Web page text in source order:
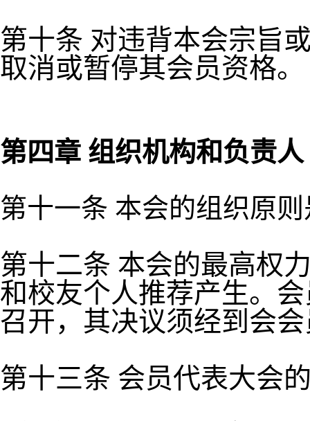
第十条 对违背本会宗旨
取消或暂停其会员资格。
第四章 组织机构和负责人
第十一条 本会的组织原
第十二条 本会的最高权
和校友个人推荐产生。
召开，其决议须经到会
第十三条 会员代表大会